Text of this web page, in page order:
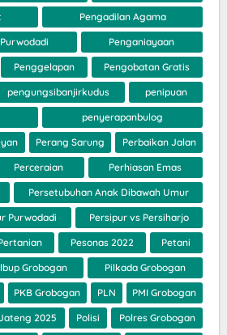
Pengadilan Agama
Penganiayaan
Penggelapan Pengobatan Gratis
pengungsibanjirkudus penipuan
penyerapanbulog
Perang Sarung Perbaikan Jalan
Perceraian Perhiasan Emas
Persetubuhan Anak Dibawah Umur
Purwodadi Persipur vs Persiharjo
Pesonas 2022 Petani
Grobogan Pilkada Grobogan
PKB Grobogan PLN PMI Grobogan
2025 Polisi Polres Grobogan